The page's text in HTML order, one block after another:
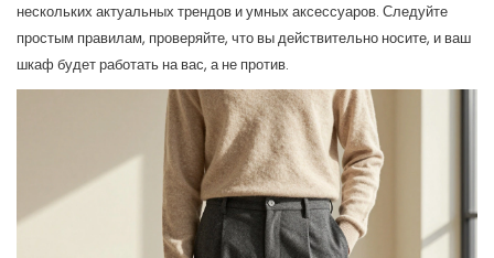
нескольких актуальных трендов и умных аксессуаров. Следуйте
простым правилам, проверяйте, что вы действительно носите, и ваш
шкаф будет работать на вас, а не против.